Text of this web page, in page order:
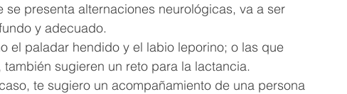
presenta alternaciones neurológicas, va a ser
y adecuado.
el paladar hendido y el labio leporino; o las que
sugieren un reto para la lactancia.
te sugiero un acompañamiento de una persona